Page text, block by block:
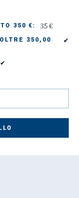
350 €: 35 €
350,00
✔
✔